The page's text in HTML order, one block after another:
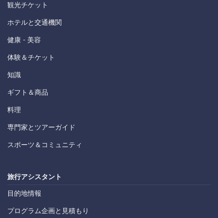
観光チケット
ホテルと交通機関
健康 - 美容
体験＆チケット
知識
ギフト＆商品
料理
専門家とツアーガイド
スポーツ＆コミュニティ
旅行アシスタント
目的地情報
プログラム企画と見積もり